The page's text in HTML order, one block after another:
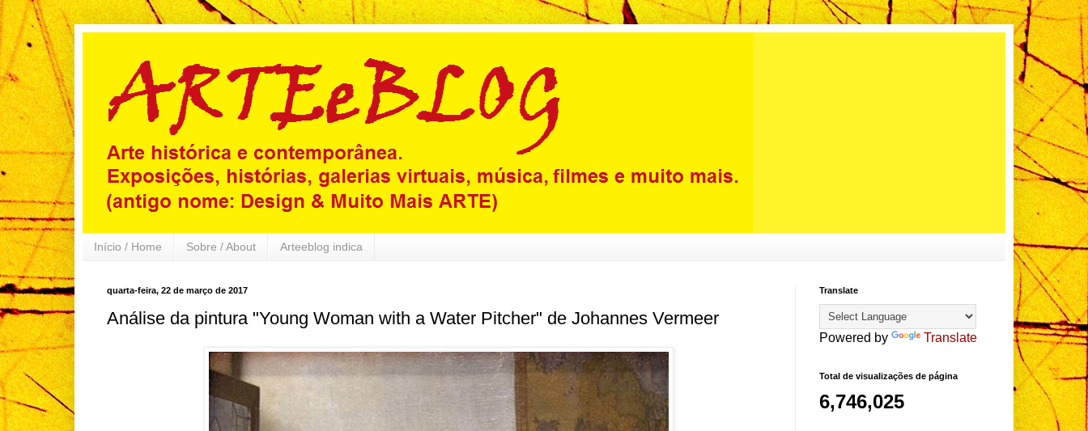
Início / Home Sobre / About Arteeblog indica
quarta-feira, 22 de março de 2017
Análise da pintura "Young Woman with a Water Pitcher" de Johannes Vermeer
Translate
Powered by Translate
Total de visualizações de página
6,746,025